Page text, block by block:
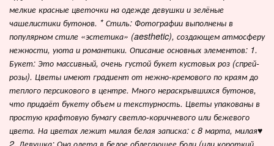
мелкие красные цветочки на одежде девушки и зелёные
чашелистики бутонов. * Стиль: Фотографии выполнены в
популярном стиле «эстетика» (aesthetic), создающем атмосферу
нежности, уюта и романтики. Описание основных элементов: 1.
Букет: Это массивный, очень густой букет кустовых роз (спрей-
розы). Цветы имеют градиент от нежно-кремового по краям до
теплого персикового в центре. Много нераскрывшихся бутонов,
что придаёт букету объем и текстурность. Цветы упакованы в
простую крафтовую бумагу светло-коричневого или бежевого
цвета. На цветах лежит милая белая записка: с 8 марта, милая♥️
2. Девушка: Она одета в белое облегающее боди (или короткий